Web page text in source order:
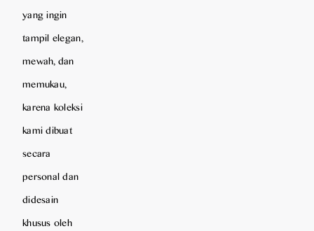
yang ingin
tampil elegan,
mewah, dan
memukau,
karena koleksi
kami dibuat
secara
personal dan
didesain
khusus oleh